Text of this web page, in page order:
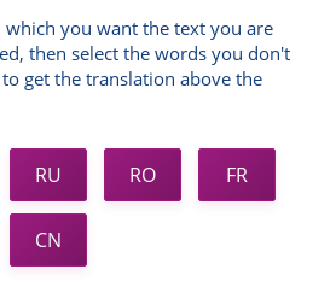
which you want the text you are
then select the words you don't
get the translation above the
RU RO FR
CN